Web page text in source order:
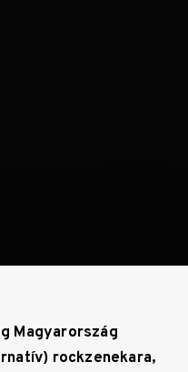
Magyarország
rockzenekara,